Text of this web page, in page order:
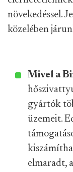
növekedéssel.
közelében
Mivel a
gyártók
üzemeit.
elmaradt,